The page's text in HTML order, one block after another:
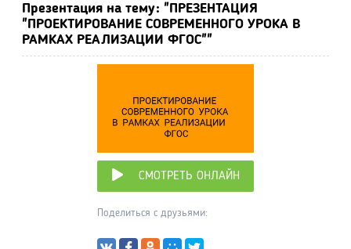
Презентация на тему: "ПРЕЗЕНТАЦИЯ
"ПРОЕКТИРОВАНИЕ СОВРЕМЕННОГО УРОКА В
РАМКАХ РЕАЛИЗАЦИИ ФГОС""
СМОТРЕТЬ ОНЛАЙН
Поделиться с друзьями: